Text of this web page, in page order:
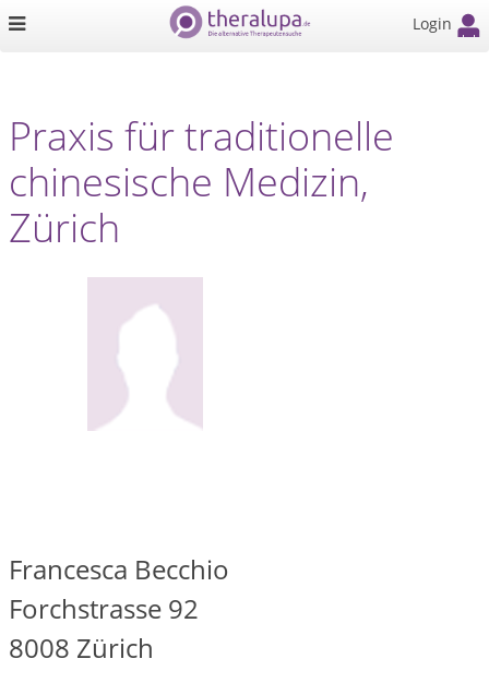
Login
Praxis für traditionelle
chinesische Medizin,
Zürich
Francesca Becchio
Forchstrasse 92
8008 Zürich